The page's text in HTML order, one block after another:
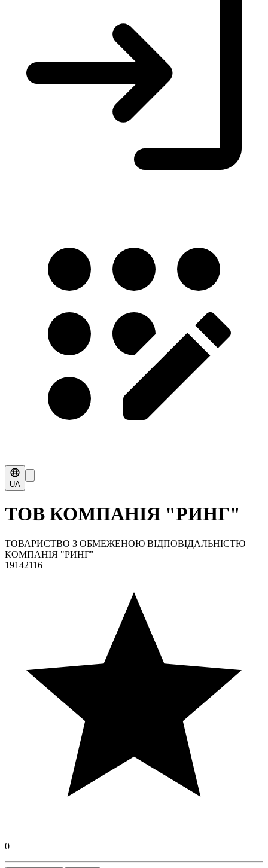
UA
ТОВ КОМПАНІЯ "РИНГ"
ТОВАРИСТВО З ОБМЕЖЕНОЮ ВІДПОВІДАЛЬНІСТЮ
КОМПАНІЯ "РИНГ"
19142116
0